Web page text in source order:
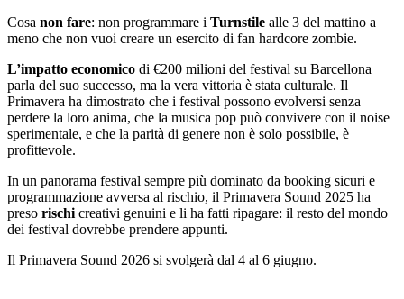
Cosa non fare: non programmare i Turnstile alle 3 del mattino a
meno che non vuoi creare un esercito di fan hardcore zombie.
L’impatto economico di €200 milioni del festival su Barcellona
parla del suo successo, ma la vera vittoria è stata culturale. Il
Primavera ha dimostrato che i festival possono evolversi senza
perdere la loro anima, che la musica pop può convivere con il noise
sperimentale, e che la parità di genere non è solo possibile, è
profittevole.
In un panorama festival sempre più dominato da booking sicuri e
programmazione avversa al rischio, il Primavera Sound 2025 ha
preso rischi creativi genuini e li ha fatti ripagare: il resto del mondo
dei festival dovrebbe prendere appunti.
Il Primavera Sound 2026 si svolgerà dal 4 al 6 giugno.